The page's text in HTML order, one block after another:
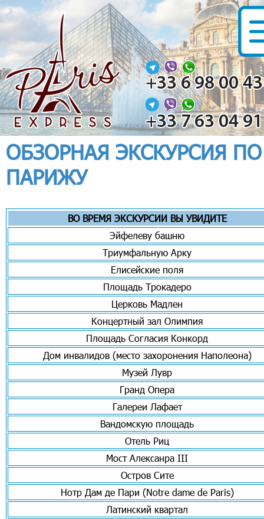
ОБЗОРНАЯ ЭКСКУРСИЯ ПО
ПАРИЖУ
ВО ВРЕМЯ ЭКСКУРСИИ ВЫ УВИДИТЕ
Эйфелеву башню
Триумфальную Арку
Елисейские поля
Площадь Трокадеро
Церковь Мадлен
Концертный зал Олимпия
Площадь Согласия Конкорд
Дом инвалидов (место захоронения Наполеона)
Музей Лувр
Гранд Опера
Галереи Лафает
Вандомскую площадь
Отель Риц
Мост Алексанра III
Остров Сите
Нотр Дам де Пари (Notre dame de Paris)
Латинский квартал